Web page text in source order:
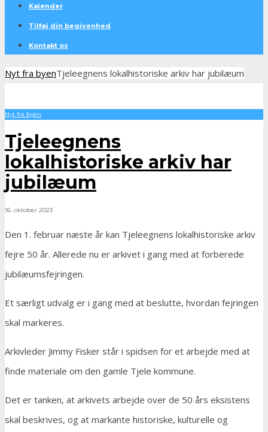
Kalender
Tilføj din begivenhed
Kontakt os
Nyt fra byenTjeleegnens lokalhistoriske arkiv har jubilæum
Nyt fra byen
Tjeleegnens
lokalhistoriske arkiv har
jubilæum
16. oktober 2023
Den 1. februar næste år kan Tjeleegnens lokalhistoriske arkiv
fejre 50 år. Allerede nu er arkivet i gang med at forberede
jubilæumsfejringen.
Et særligt udvalg er i gang med at beslutte, hvordan fejringen
skal markeres.
Arkivleder Jimmy Fisker står i spidsen for et arbejde med at
finde materiale om den gamle Tjele kommune.
Det er tanken, at arkivets arbejde over de 50 års eksistens
skal beskrives, og at markante historiske, kulturelle og